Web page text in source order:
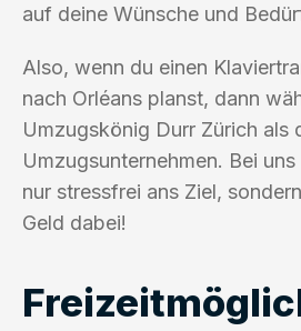
auf deine Wünsche und
Also, wenn du einen
nach Orléans planst, dann
Umzugskönig Durr Zürich als
Umzugsunternehmen. Bei
nur stressfrei ans Ziel,
Geld dabei!